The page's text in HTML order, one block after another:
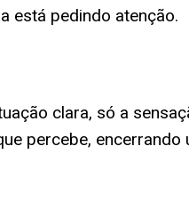
está pedindo atenção.
clara, só a
percebe,